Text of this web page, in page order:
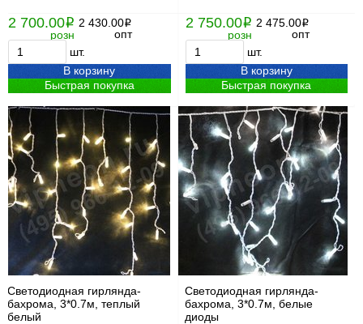
2 700.00i
розн
2 430.00i
опт
шт.
В корзину
Быстрая покупка
2 750.00i
розн
2 475.00i
опт
шт.
В корзину
Быстрая покупка
Светодиодная гирлянда-
бахрома, 3*0.7м, теплый
белый
Светодиодная гирлянда-
бахрома, 3*0.7м, белые
диоды